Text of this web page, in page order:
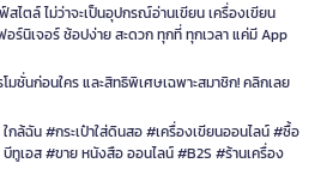
ไตล์ ไม่ว่าจะเป็นอุปกรณ์อ่านเขียน เครื่องเขียน
ร์นิเจอร์ ช้อปง่าย สะดวก ทุกที่ ทุกเวลา แค่มี App
มชั่นก่อนใคร และสิทธิพิเศษเฉพาะสมาชิก! คลิกเลย
ล้ฉัน #กระเป๋าใส่ดินสอ #เครื่องเขียนออนไลน์ #ซื้อ
ทูเอส #ขาย หนังสือ ออนไลน์ #B2S #ร้านเครื่อง